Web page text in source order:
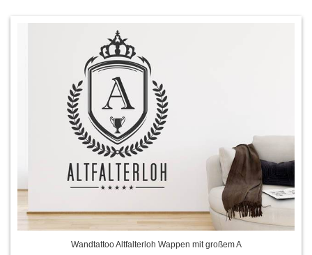
Wandtattoo Altfalterloh Wappen mit großem A